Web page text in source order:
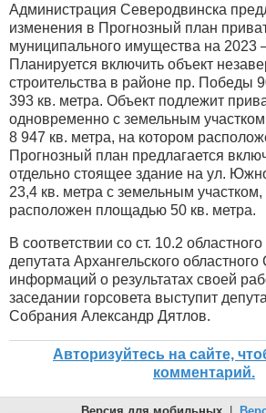
Администрация Северодвинска
изменения в Прогнозный план
муниципального имущества на 2023
Планируется включить объект
строительства в районе пр. Победы
393 кв. метра. Объект подлежит
одновременно с земельным
8 947 кв. метра, на котором
Прогнозный план предлагается
отдельно стоящее здание на ул.
23,4 кв. метра с земельным
расположен площадью 50 кв. метра.
В соответствии со ст. 10.2
депутата Архангельского
информаций о результатах своей
заседании горсовета выступит
Собрания Александр Дятлов.
Авторизуйтесь на сайте,
комментарий.